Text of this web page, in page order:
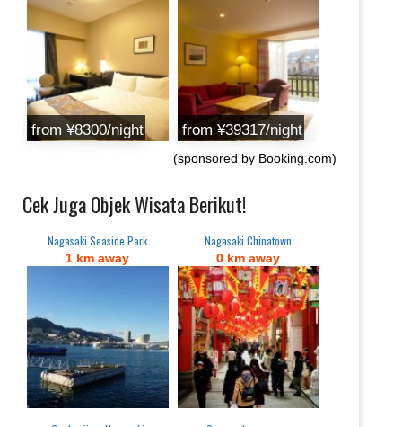
from ‎¥8300/night from ‎¥39317/night
(sponsored by Booking.com)
Cek Juga Objek Wisata Berikut!
Nagasaki Seaside Park
1 km away
Nagasaki Chinatown
0 km away